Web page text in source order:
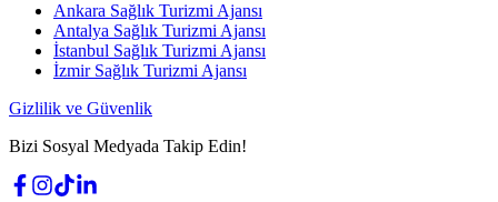
Ankara Sağlık Turizmi Ajansı
Antalya Sağlık Turizmi Ajansı
İstanbul Sağlık Turizmi Ajansı
İzmir Sağlık Turizmi Ajansı
Gizlilik ve Güvenlik
Bizi Sosyal Medyada Takip Edin!